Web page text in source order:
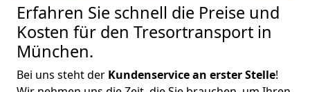
Erfahren Sie schnell die Preise und
Kosten für den Tresortransport in
München.
Bei uns steht der Kundenservice an erster Stelle!